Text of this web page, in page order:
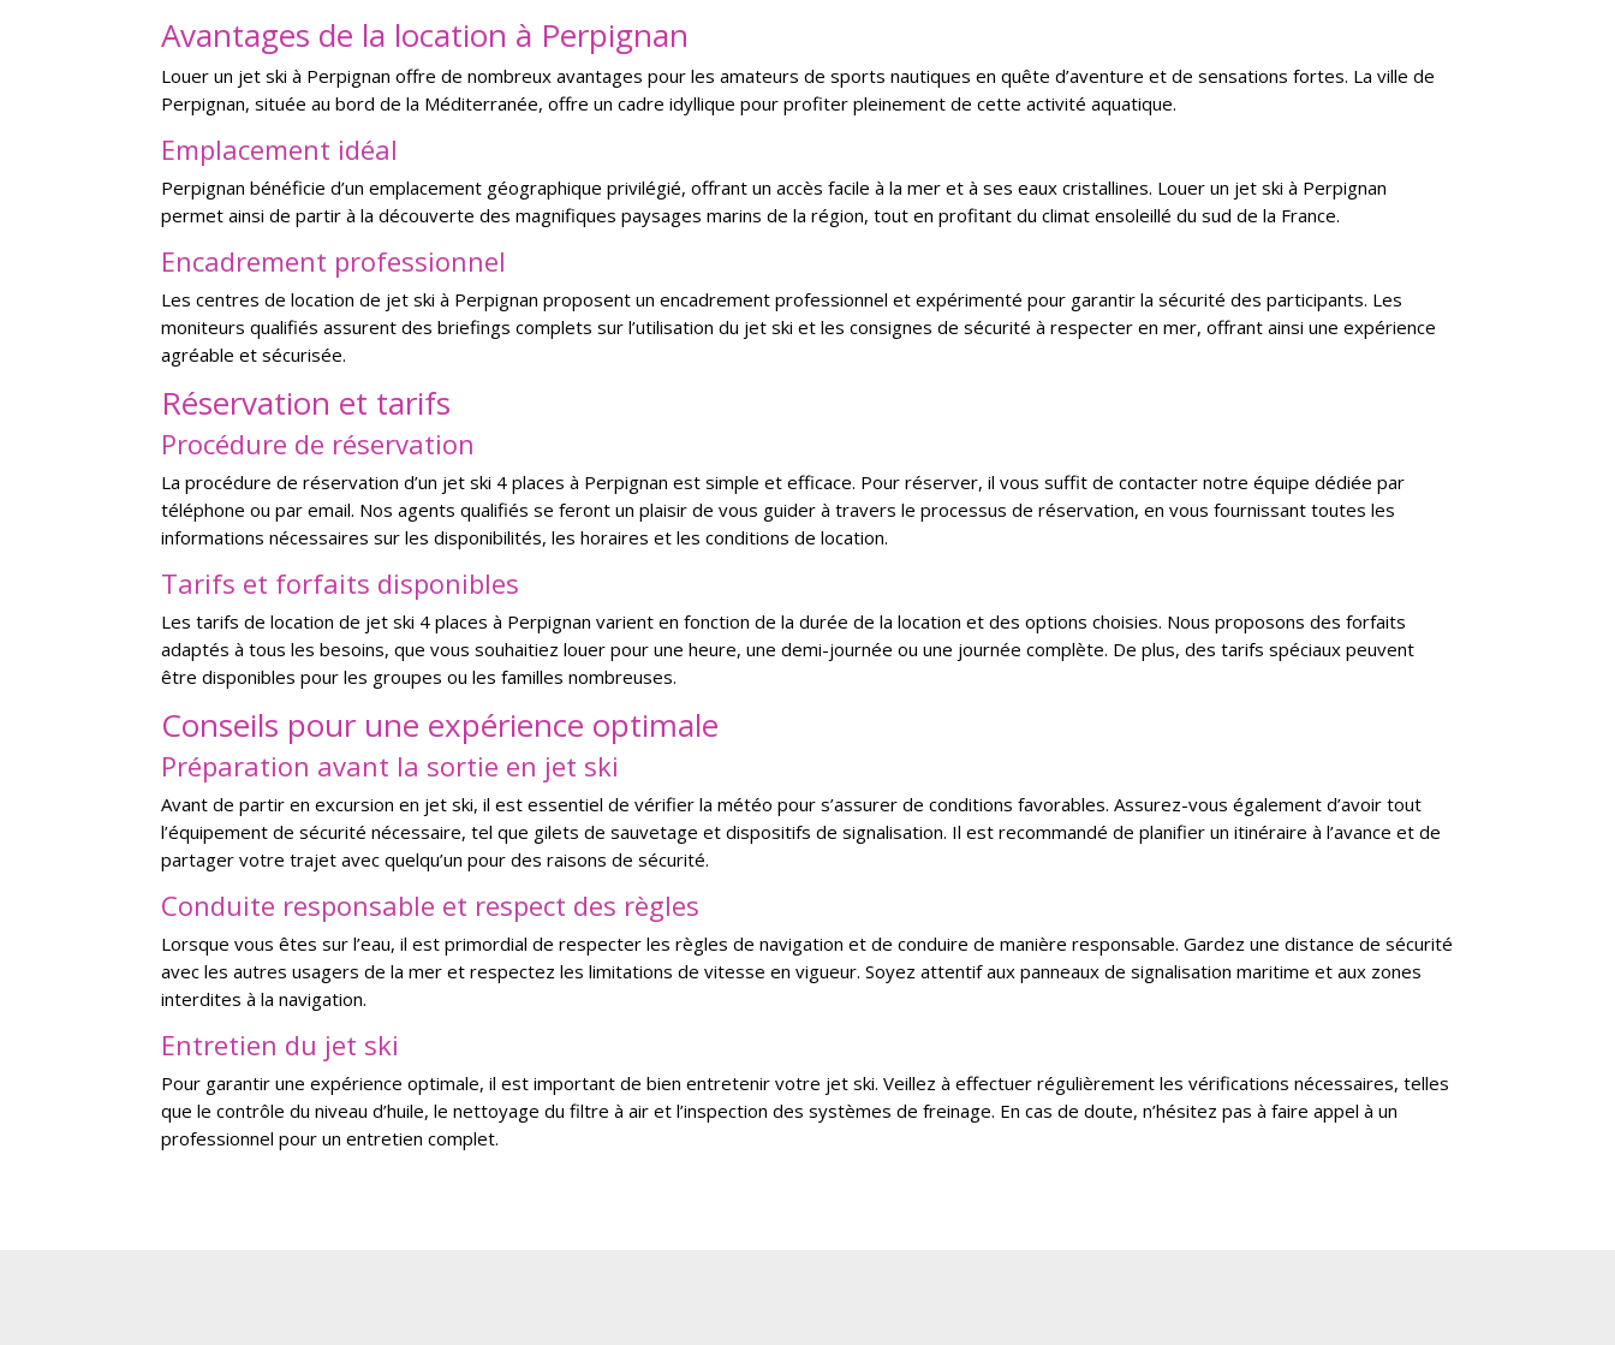
Avantages de la location à Perpignan
Louer un jet ski à Perpignan offre de nombreux avantages pour les amateurs de sports nautiques en quête d’aventure et de sensations fortes. La ville de
Perpignan, située au bord de la Méditerranée, offre un cadre idyllique pour profiter pleinement de cette activité aquatique.
Emplacement idéal
Perpignan bénéficie d’un emplacement géographique privilégié, offrant un accès facile à la mer et à ses eaux cristallines. Louer un jet ski à Perpignan
permet ainsi de partir à la découverte des magnifiques paysages marins de la région, tout en profitant du climat ensoleillé du sud de la France.
Encadrement professionnel
Les centres de location de jet ski à Perpignan proposent un encadrement professionnel et expérimenté pour garantir la sécurité des participants. Les
moniteurs qualifiés assurent des briefings complets sur l’utilisation du jet ski et les consignes de sécurité à respecter en mer, offrant ainsi une expérience
agréable et sécurisée.
Réservation et tarifs
Procédure de réservation
La procédure de réservation d’un jet ski 4 places à Perpignan est simple et efficace. Pour réserver, il vous suffit de contacter notre équipe dédiée par
téléphone ou par email. Nos agents qualifiés se feront un plaisir de vous guider à travers le processus de réservation, en vous fournissant toutes les
informations nécessaires sur les disponibilités, les horaires et les conditions de location.
Tarifs et forfaits disponibles
Les tarifs de location de jet ski 4 places à Perpignan varient en fonction de la durée de la location et des options choisies. Nous proposons des forfaits
adaptés à tous les besoins, que vous souhaitiez louer pour une heure, une demi-journée ou une journée complète. De plus, des tarifs spéciaux peuvent
être disponibles pour les groupes ou les familles nombreuses.
Conseils pour une expérience optimale
Préparation avant la sortie en jet ski
Avant de partir en excursion en jet ski, il est essentiel de vérifier la météo pour s’assurer de conditions favorables. Assurez-vous également d’avoir tout
l’équipement de sécurité nécessaire, tel que gilets de sauvetage et dispositifs de signalisation. Il est recommandé de planifier un itinéraire à l’avance et de
partager votre trajet avec quelqu’un pour des raisons de sécurité.
Conduite responsable et respect des règles
Lorsque vous êtes sur l’eau, il est primordial de respecter les règles de navigation et de conduire de manière responsable. Gardez une distance de sécurité
avec les autres usagers de la mer et respectez les limitations de vitesse en vigueur. Soyez attentif aux panneaux de signalisation maritime et aux zones
interdites à la navigation.
Entretien du jet ski
Pour garantir une expérience optimale, il est important de bien entretenir votre jet ski. Veillez à effectuer régulièrement les vérifications nécessaires, telles
que le contrôle du niveau d’huile, le nettoyage du filtre à air et l’inspection des systèmes de freinage. En cas de doute, n’hésitez pas à faire appel à un
professionnel pour un entretien complet.